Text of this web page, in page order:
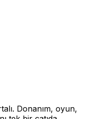
Donanım, oyun,